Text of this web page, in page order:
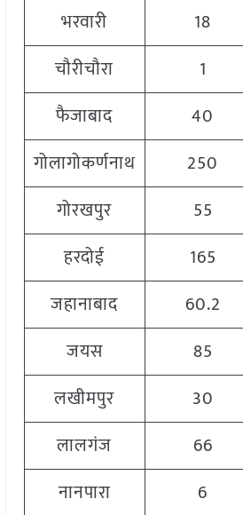
भरवारी
18
चौरीचौरा
1
फैजाबाद
40
गोलागोकर्णनाथ
250
गोरखपुर
55
हरदोई
165
जहानाबाद
60.2
जयस
85
लखीमपुर
30
लालगंज
66
नानपारा
6